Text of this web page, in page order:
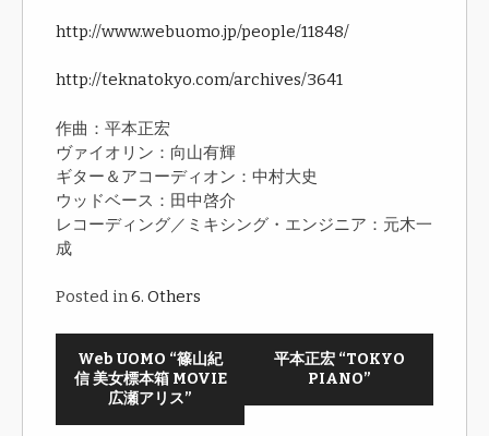
http://www.webuomo.jp/people/11848/
http://teknatokyo.com/archives/3641
作曲：平本正宏
ヴァイオリン：向山有輝
ギター＆アコーディオン：中村大史
ウッドベース：田中啓介
レコーディング／ミキシング・エンジニア：元木一
成
Posted in6. Others
Web UOMO “篠山紀
信 美女標本箱 MOVIE
広瀬アリス”
平本正宏 “TOKYO
PIANO”